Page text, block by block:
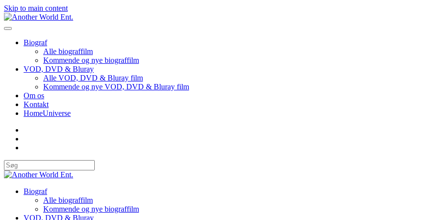
Skip to main content
Biograf
Alle biograffilm
Kommende og nye biograffilm
VOD, DVD & Bluray
Alle VOD, DVD & Bluray film
Kommende og nye VOD, DVD & Bluray film
Om os
Kontakt
HomeUniverse
Biograf
Alle biograffilm
Kommende og nye biograffilm
VOD, DVD & Bluray